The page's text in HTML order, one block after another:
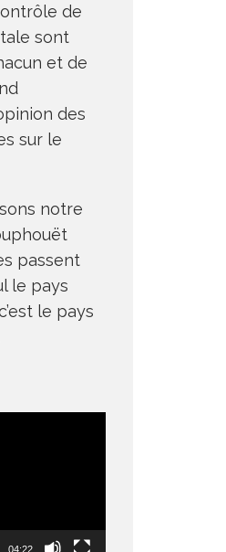
de
sont
et de
des
sur le
notre
passent
le pays
le pays
04:22